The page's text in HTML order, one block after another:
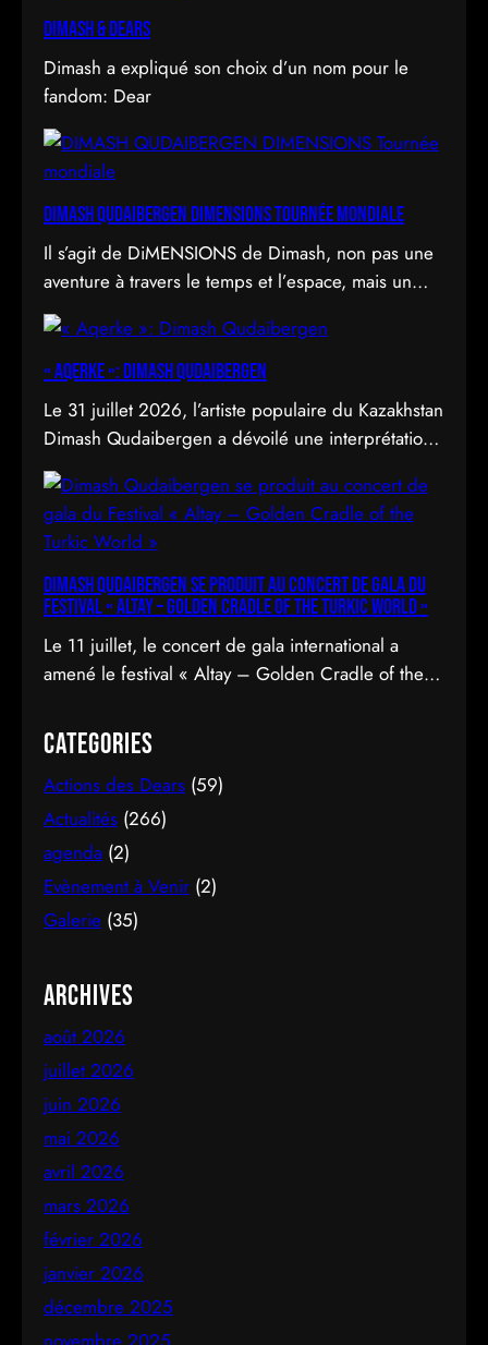
Dimash & Dears
Dimash a expliqué son choix d’un nom pour le
fandom: Dear
DIMASH QUDAIBERGEN DIMENSIONS Tournée mondiale
Il s’agit de DiMENSIONS de Dimash, non pas une
aventure à travers le temps et l’espace, mais un
déploiement de soi à travers l’acte d’être vu.
« Aqerke »: Dimash Qudaibergen
Le 31 juillet 2026, l’artiste populaire du Kazakhstan
Dimash Qudaibergen a dévoilé une interprétation
contemporaine de la chanson folklorique kazakhe
Aqerke sur sa chaîne YouTube officielle.
Dimash Qudaibergen se produit au concert de gala du
Festival « Altay – Golden Cradle of the Turkic World »
Le 11 juillet, le concert de gala international a
amené le festival « Altay – Golden Cradle of the
pied des montagnes d’Altay au Kazakhstan.
Categories
Actions des Dears (59)
Actualités (266)
agenda (2)
Evènement à Venir (2)
Galerie (35)
Archives
août 2026
juillet 2026
juin 2026
mai 2026
avril 2026
mars 2026
février 2026
janvier 2026
décembre 2025